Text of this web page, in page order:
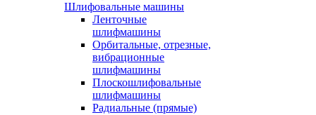
Шлифовальные машины
Ленточные
шлифмашины
Орбитальные, отрезные,
вибрационные
шлифмашины
Плоскошлифовальные
шлифмашины
Радиальные (прямые)